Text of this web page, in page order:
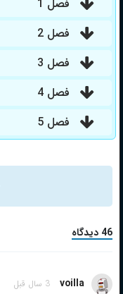
فصل 1
فصل 2
فصل 3
فصل 4
فصل 5
46 دیدگاه
voilla 3 سال قبل